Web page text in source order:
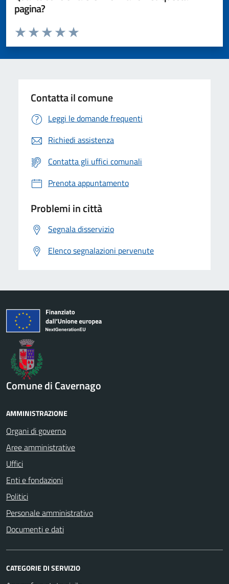
pagina?
Valuta da 1 a 5 stelle la pagina
Valuta 5 stelle su 5
Valuta 4 stelle su 5
Valuta 3 stelle su 5
Valuta 2 stelle su 5
Valuta 1 stelle su 5
Contatta il comune
Leggi le domande frequenti
Richiedi assistenza
Contatta gli uffici comunali
Prenota appuntamento
Problemi in città
Segnala disservizio
Elenco segnalazioni pervenute
Comune di Cavernago
AMMINISTRAZIONE
Organi di governo
Aree amministrative
Uffici
Enti e fondazioni
Politici
Personale amministrativo
Documenti e dati
CATEGORIE DI SERVIZIO